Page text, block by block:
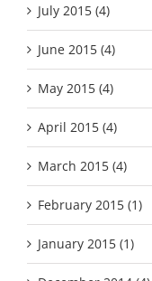
July 2015 (4)
June 2015 (4)
May 2015 (4)
April 2015 (4)
March 2015 (4)
February 2015 (1)
January 2015 (1)